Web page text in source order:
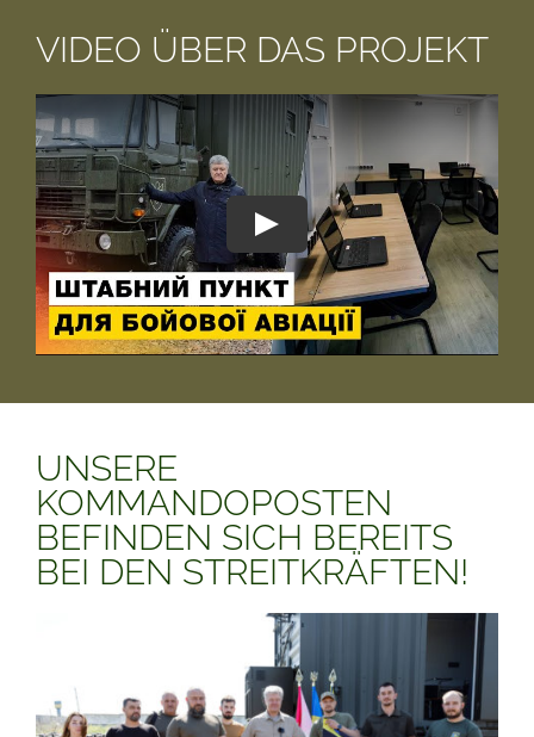
VIDEO ÜBER DAS PROJEKT
UNSERE
KOMMANDOPOSTEN
BEFINDEN SICH BEREITS
BEI DEN STREITKRÄFTEN!